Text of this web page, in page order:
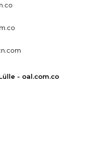
- oal.com.co